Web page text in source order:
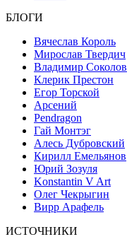
БЛОГИ
Вячеслав Король
Мирослав Твердич
Владимир Соколов
Клерик Престон
Егор Topской
Арсений
Pendragon
Гай Монтэг
Алесь Дубровский
Кирилл Емельянов
Юрий Зозуля
Konstantin V Art
Олег Чекрыгин
Вирр Арафель
ИСТОЧНИКИ